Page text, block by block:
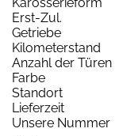
Erst-Zul.
Getriebe
Kilometerstand
Anzahl der Türen
Farbe
Standort
Lieferzeit
Unsere Nummer